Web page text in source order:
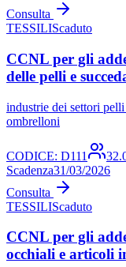
Consulta
TESSILIScaduto
CCNL per gli
delle pelli e
industrie dei settori
ombrelloni
CODICE: D111
Scadenza31/03/2026
Consulta
TESSILIScaduto
CCNL per gli
occhiali e articoli